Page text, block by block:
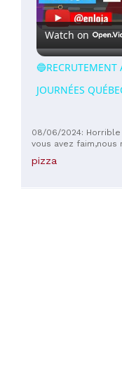
Watch on
JOURNÉES
08/06/2024:
vous avez faim,nous
dégouline du plat
pizza